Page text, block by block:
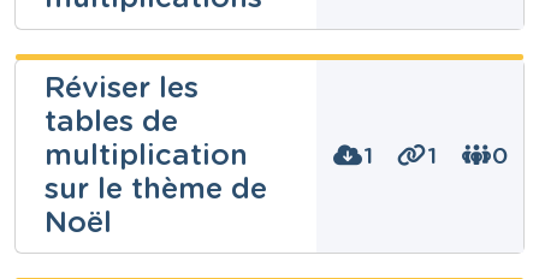
Luka Flasse
Niveau
Fondamental
Cours
Mathématiques
6 années
Réviser les
tables de
multiplication
sur le thème de
Noël
1 1 0